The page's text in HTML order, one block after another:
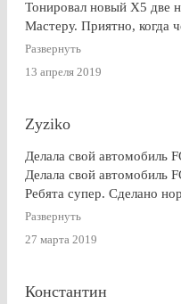
Тонировал новый Х5 две
Мастеру. Приятно, когда
Развернуть
13 апреля 2019
Zyziko
Делала свой автомобиль
Делала свой автомобиль
Ребята супер. Сделано
Развернуть
27 марта 2019
Константин